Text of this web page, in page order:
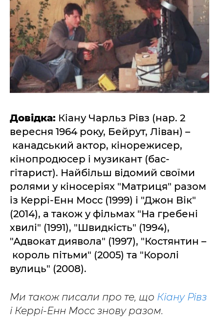
Довідка: Кіану Чарльз Рівз (нар. 2
вересня 1964 року, Бейрут, Ліван) –
канадський актор, кінорежисер,
кінопродюсер і музикант (бас-
гітарист). Найбільш відомий своїми
ролями у кіносеріях "Матриця" разом
із Керрі-Енн Мосс (1999) і "Джон Вік"
(2014), а також у фільмах "На гребені
хвилі" (1991), "Швидкість" (1994),
"Адвокат диявола" (1997), "Костянтин –
король пітьми" (2005) та "Королі
вулиць" (2008).
Ми також писали про те, що Кіану Рівз
і Керрі-Енн Мосс знову разом.